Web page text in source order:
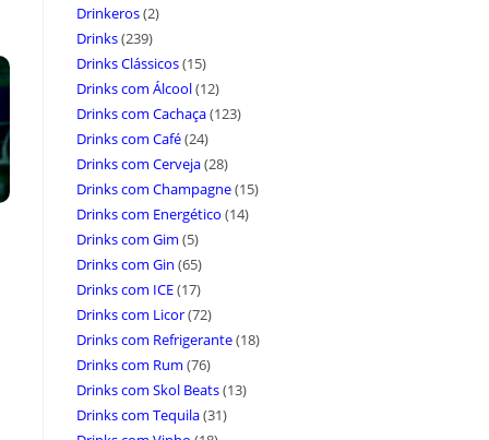
Drinkeros(2)
Drinks(239)
Drinks Clássicos(15)
Drinks com Álcool(12)
Drinks com Cachaça(123)
Drinks com Café(24)
Drinks com Cerveja(28)
Drinks com Champagne(15)
Drinks com Energético (14)
Drinks com Gim (5)
Drinks com Gin (65)
Drinks com ICE(17)
Drinks com Licor(72)
Drinks com Refrigerante(18)
Drinks com Rum (76)
Drinks com Skol Beats(13)
Drinks com Tequila(31)